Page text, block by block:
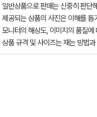
일반상품으로 판매는 신중히 판단
제공되는 상품의 사진은 이해를
모니터의 해상도, 이미지의 품질
상품 규격 및 사이즈는 재는 방법